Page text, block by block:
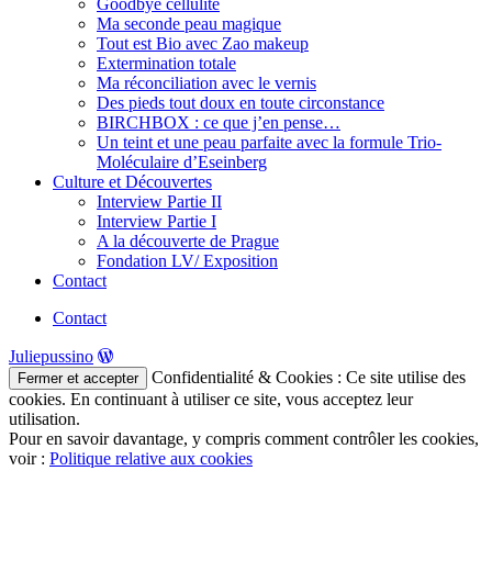
Goodbye cellulite
Ma seconde peau magique
Tout est Bio avec Zao makeup
Extermination totale
Ma réconciliation avec le vernis
Des pieds tout doux en toute circonstance
BIRCHBOX : ce que j’en pense…
Un teint et une peau parfaite avec la formule Trio-
Moléculaire d’Eseinberg
Culture et Découvertes
Interview Partie II
Interview Partie I
A la découverte de Prague
Fondation LV/ Exposition
Contact
Contact
Juliepussino
Confidentialité & Cookies : Ce site utilise des
cookies. En continuant à utiliser ce site, vous acceptez leur
utilisation.
Pour en savoir davantage, y compris comment contrôler les cookies,
voir : Politique relative aux cookies